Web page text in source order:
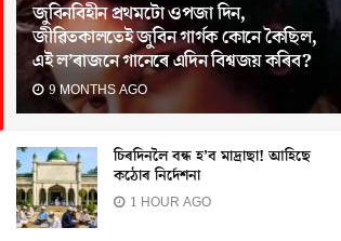
জুবিনবিহীন প্ৰথমটো ওপজা দিন,
জীৱিতকালতেই জুবিন গাৰ্গক কোনে কৈছিল,
এই ল’ৰাজনে গানেৰে এদিন বিশ্বজয় কৰিব?
9 MONTHS AGO
চিৰদিনলৈ বন্ধ হ’ব মাদ্ৰাছা! আহিছে
কঠোৰ নিৰ্দেশনা
1 HOUR AGO